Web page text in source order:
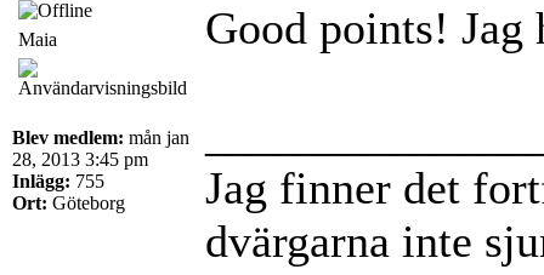
Maia
Blev medlem: mån jan
28, 2013 3:45 pm
Inlägg: 755
Ort: Göteborg
Good points!
Jag finner det
dvärgarna inte